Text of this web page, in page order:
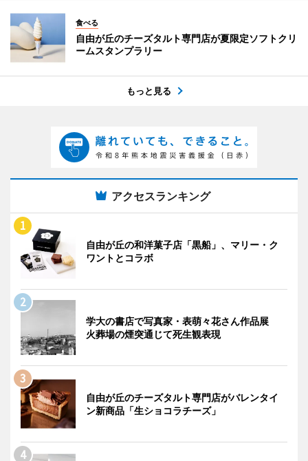
食べる
自由が丘のチーズタルト専門店が夏限定ソフトクリ
ームスタンプラリー
もっと見る
アクセスランキング
自由が丘の和洋菓子店「黒船」、マリー・ク
ワントとコラボ
学大の書店で写真家・表萌々花さん作品展
火葬場の煙突通じて死生観表現
自由が丘のチーズタルト専門店がバレンタイ
ン新商品「生ショコラチーズ」